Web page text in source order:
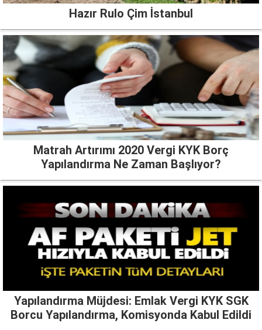
Hazır Rulo Çim İstanbul
Matrah Artırımı 2020 Vergi KYK Borç
Yapılandırma Ne Zaman Başlıyor?
Yapılandırma Müjdesi: Emlak Vergi KYK SGK
Borcu Yapılandırma, Komisyonda Kabul Edildi